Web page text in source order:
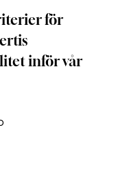
för
inför vår